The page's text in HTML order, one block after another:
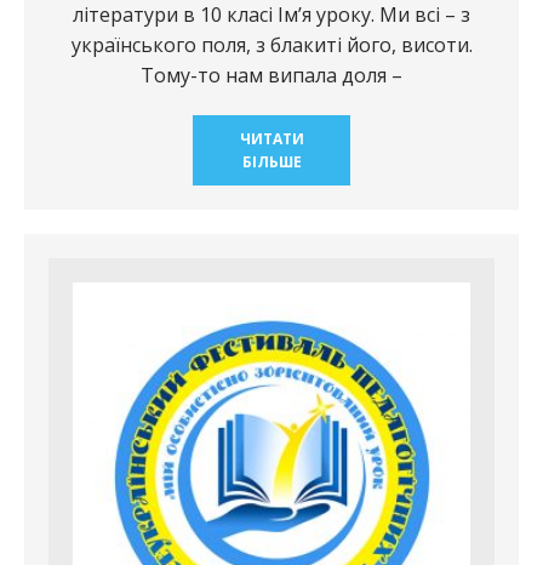
літератури в 10 класі Ім’я уроку. Ми всі – з
українського поля, з блакиті його, висоти.
Тому-то нам випала доля –
ЧИТАТИ
БІЛЬШЕ